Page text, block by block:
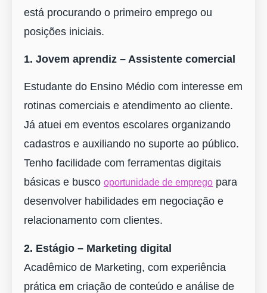
está procurando o primeiro emprego ou
posições iniciais.
1. Jovem aprendiz – Assistente comercial
Estudante do Ensino Médio com interesse em
rotinas comerciais e atendimento ao cliente.
Já atuei em eventos escolares organizando
cadastros e auxiliando no suporte ao público.
Tenho facilidade com ferramentas digitais
básicas e busco oportunidade de emprego para
desenvolver habilidades em negociação e
relacionamento com clientes.
2. Estágio – Marketing digital
Acadêmico de Marketing, com experiência
prática em criação de conteúdo e análise de